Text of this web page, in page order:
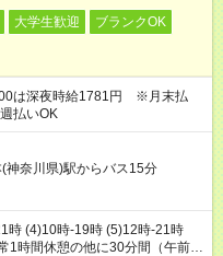
大学生歓迎
ブランクOK
は深夜時給1781円 ※月末払
払いOK
神奈川県)駅からバス15分
時 (4)10時-19時 (5)12時-21時
時間休憩の他に30分間（午前・